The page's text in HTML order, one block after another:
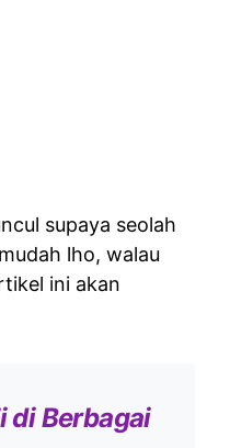
supaya seolah
lho, walau
ini akan
di Berbagai